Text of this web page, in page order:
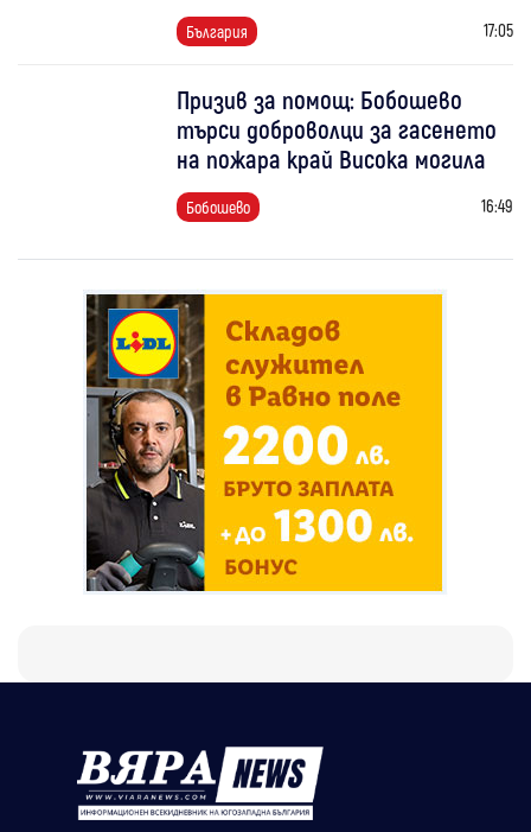
България 17:05
Призив за помощ: Бобошево
търси доброволци за гасенето
на пожара край Висока могила
Бобошево 16:49